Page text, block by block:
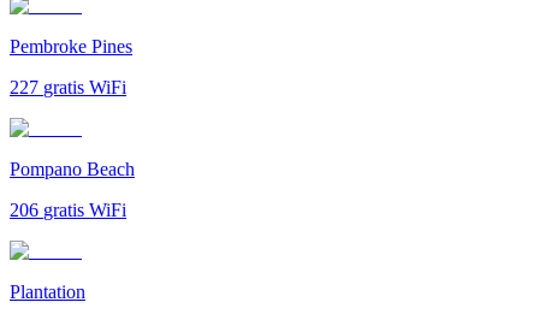
Pembroke Pines
227 gratis WiFi
Pompano Beach
206 gratis WiFi
Plantation